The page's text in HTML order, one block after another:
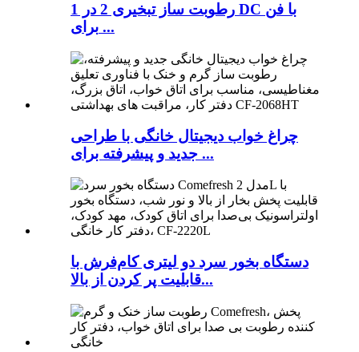
رطوبت ساز تبخیری 2 در 1 DC با فن
برای ...
چراغ خواب دیجیتال خانگی با طراحی
جدید و پیشرفته برای ...
دستگاه بخور سرد دو لیتری کام‌فرش با
قابلیت پر کردن از بالا...